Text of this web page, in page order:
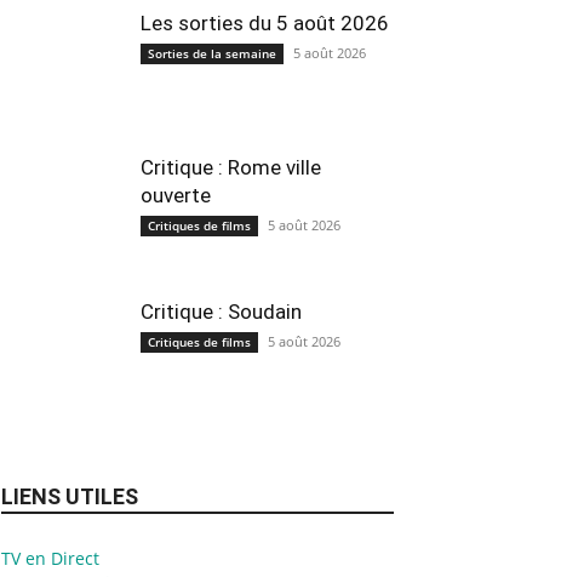
Les sorties du 5 août 2026
Sorties de la semaine 5 août 2026
Critique : Rome ville
ouverte
Critiques de films 5 août 2026
Critique : Soudain
Critiques de films 5 août 2026
LIENS UTILES
TV en Direct